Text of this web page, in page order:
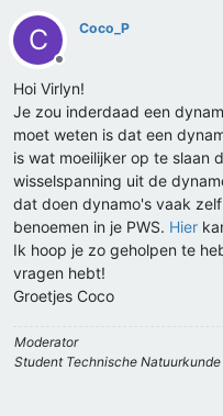
C
Offline
Coco_P
Hoi Virlyn!
Je zou inderdaad een
moet weten is dat een
is wat moeilijker op te slaan
wisselspanning uit de
dat doen dynamo's vaak
benoemen in je PWS. Hier
Ik hoop je zo geholpen te
vragen hebt!
Groetjes Coco
Moderator
Student Technische Natuurkunde